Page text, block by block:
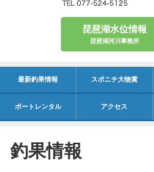
琵琶湖水位情報
琵琶湖河川事務所
最新釣果情報 スポニチ大物賞
ボートレンタル アクセス
釣果情報